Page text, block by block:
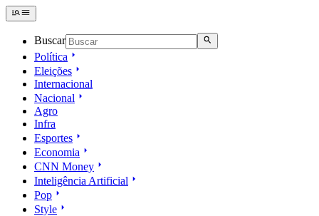
Buscar
Política
Eleições
Internacional
Nacional
Agro
Infra
Esportes
Economia
CNN Money
Inteligência Artificial
Pop
Style